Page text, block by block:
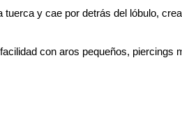
y cae por detrás del lóbulo,
con aros pequeños,